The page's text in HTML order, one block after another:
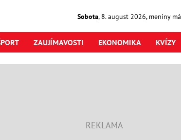
Sobota, 8. august2026, meniny má
ZAUJÍMAVOSTI EKONOMIKA KVÍZY